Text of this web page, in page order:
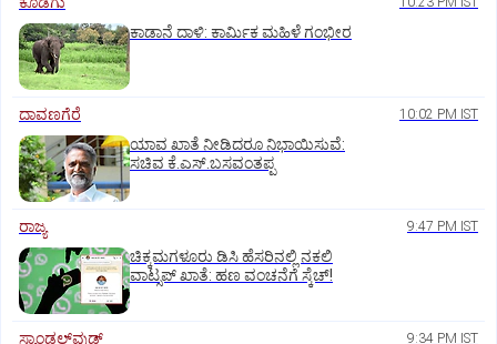
ಕಾಡಾನೆ ದಾಳಿ: ಕಾರ್ಮಿಕ ಮಹಿಳೆ ಗಂಭೀರ
ದಾವಣಗೆರೆ 10:02 PM IST
ಯಾವ ಖಾತೆ ನೀಡಿದರೂ ನಿಭಾಯಿಸುವೆ:
ಸಚಿವ ಕೆ.ಎಸ್.ಬಸವಂತಪ್ಪ
ರಾಜ್ಯ 9:47 PM IST
ಚಿಕ್ಕಮಗಳೂರು ಡಿಸಿ ಹೆಸರಿನಲ್ಲಿ ನಕಲಿ
ವಾಟ್ಸಪ್ ಖಾತೆ: ಹಣ ವಂಚನೆಗೆ ಸ್ಕೆಚ್!
ಸ್ಯಾಂಡಲ್‌ವುಡ್‌ 9:34 PM IST